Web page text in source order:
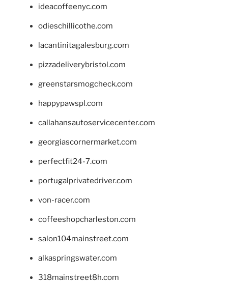
ideacoffeenyc.com
odieschillicothe.com
lacantinitagalesburg.com
pizzadeliverybristol.com
greenstarsmogcheck.com
happypawspl.com
callahansautoservicecenter.com
georgiascornermarket.com
perfectfit24-7.com
portugalprivatedriver.com
von-racer.com
coffeeshopcharleston.com
salon104mainstreet.com
alkaspringswater.com
318mainstreet8h.com